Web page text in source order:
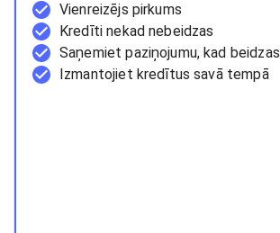
Vienreizējs pirkums
Kredīti nekad nebeidzas
Saņemiet paziņojumu, kad beidzas
Izmantojiet kredītus savā tempā